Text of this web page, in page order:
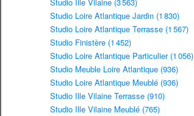
Studio Loire Atlantique Jardin (1 830)
Studio Loire Atlantique Terrasse (1 567)
Studio Finistère (1 452)
Studio Loire Atlantique Particulier (1 056)
Studio Meuble Loire Atlantique (936)
Studio Loire Atlantique Meublé (936)
Studio Ille Vilaine Terrasse (910)
Studio Ille Vilaine Meublé (765)